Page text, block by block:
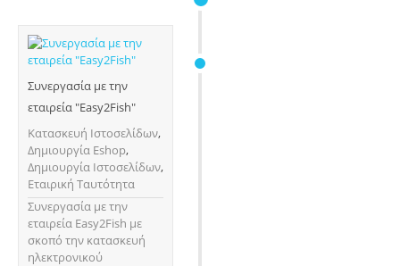
Συνεργασία με την
εταιρεία "Easy2Fish"
Κατασκευή Ιστοσελίδων,
Δημιουργία Eshop,
Δημιουργία Ιστοσελίδων,
Εταιρική Ταυτότητα
Συνεργασία με την
εταιρεία Easy2Fish με
σκοπό την κατασκευή
ηλεκτρονικού